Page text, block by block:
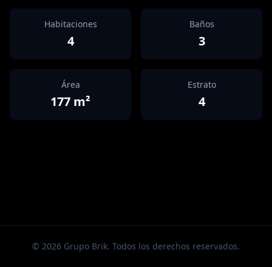
Habitaciones
4
Baños
3
Área
177 m²
Estrato
4
© 2026 Grupo Brik. Todos los derechos reservados.